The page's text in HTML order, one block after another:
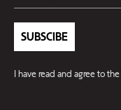
SUBSCIBE
I have read and agree to the